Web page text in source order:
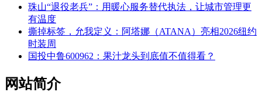
珠山“退役老兵”：用暖心服务替代执法，让城市管理更
有温度
撕掉标签，允我定义：阿塔娜（ATANA）亮相2026纽约
时装周
国投中鲁600962：果汁龙头到底值不值得看？
网站简介